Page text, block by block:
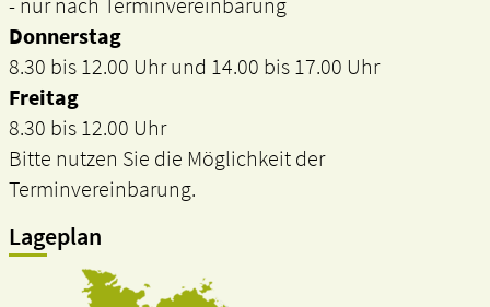
Donnerstag
8.30 bis 12.00 Uhr und 14.00 bis 17.00 Uhr
Freitag
8.30 bis 12.00 Uhr
Bitte nutzen Sie die Möglichkeit der
Terminvereinbarung.
Lageplan